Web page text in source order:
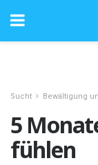
Sucht Bewältigung
5
fühlen